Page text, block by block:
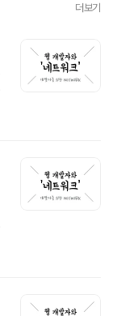
더보기